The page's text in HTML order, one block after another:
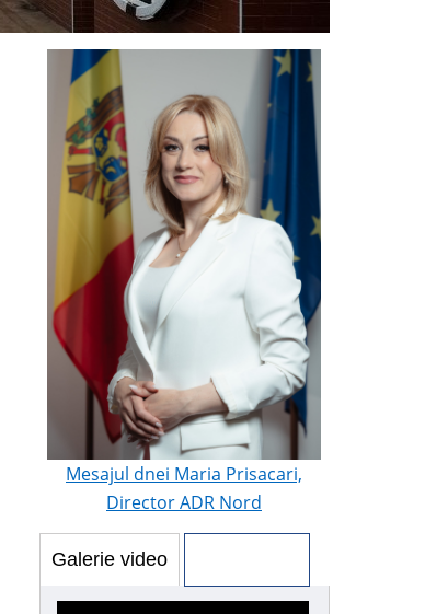
Mesajul dnei Maria Prisacari,
Director ADR Nord
Galerie video